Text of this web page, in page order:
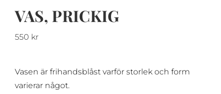
VAS, PRICKIG
550 kr
Vasen är frihandsblåst varför storlek och form
varierar något.